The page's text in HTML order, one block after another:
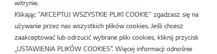
THERMA V Instalacje –
Wytyczne montażowe
paź 16, 2025
witrynie.
Klikając "AKCEPTUJ WSZYSTKIE PLIKI COOKIE" zgadzasz się na
używanie przez nas wszystkich plików cookies. Jeśli chcesz
zaakceptować lub odrzucić wybrane pliki cookies, kliknij przycisk
„USTAWIENIA PLIKÓW COOKIES”. Więcej informacji odnośnie